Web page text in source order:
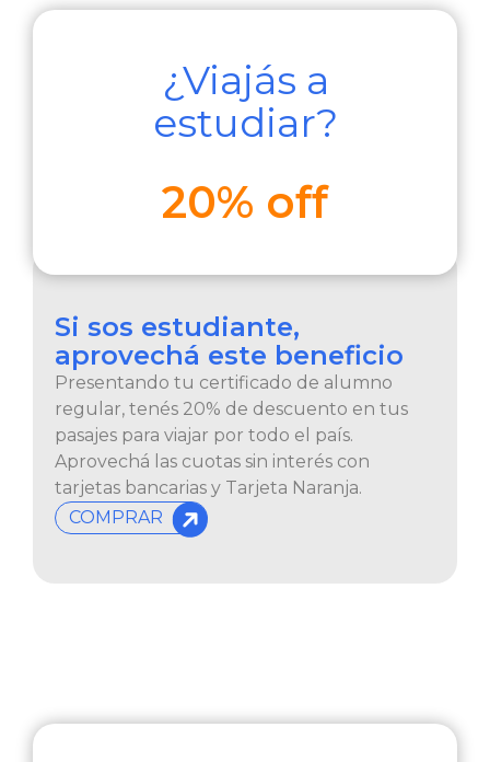
¿Viajás a
estudiar?
20% off
Si sos estudiante,
aprovechá este beneficio
Presentando tu certificado de alumno
regular, tenés 20% de descuento en tus
pasajes para viajar por todo el país.
Aprovechá las cuotas sin interés con
tarjetas bancarias y Tarjeta Naranja.
COMPRAR